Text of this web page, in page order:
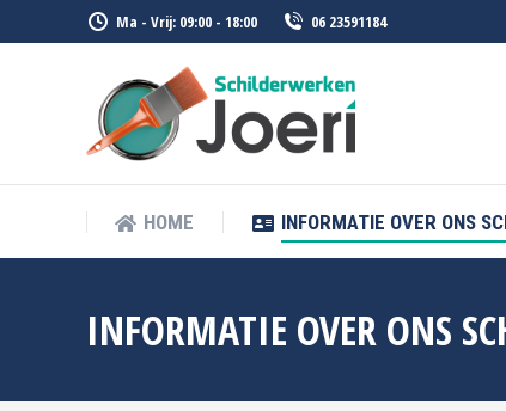
Ma - Vrij: 09:00 - 18:00 06 23591184
HOME INFORMATIE OVER ONS
INFORMATIE OVER ONS
HOME INFORMATIE OVER ONS